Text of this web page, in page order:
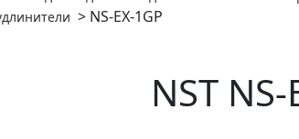
> NS-EX-1GP
NST NS-